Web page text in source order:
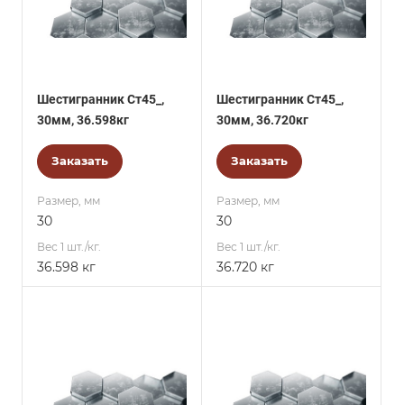
Шестигранник Ст45_,
30мм, 36.598кг
Заказать
Размер, мм
30
Вес 1 шт./кг.
36.598 кг
Шестигранник Ст45_,
30мм, 36.720кг
Заказать
Размер, мм
30
Вес 1 шт./кг.
36.720 кг